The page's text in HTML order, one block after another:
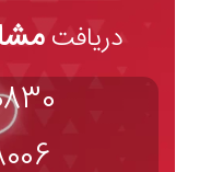
دریافت